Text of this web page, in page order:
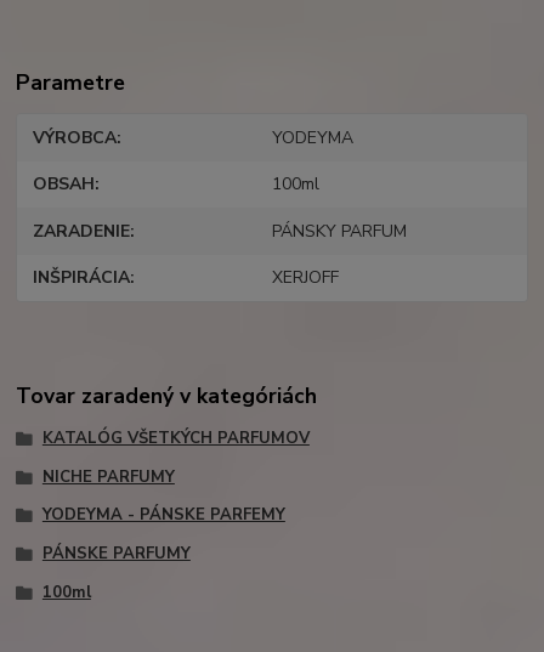
Parametre
VÝROBCA YODEYMA
OBSAH 100ml
ZARADENIE PÁNSKY PARFUM
INŠPIRÁCIA XERJOFF
Tovar zaradený v kategóriách
KATALÓG VŠETKÝCH PARFUMOV
NICHE PARFUMY
YODEYMA - PÁNSKE PARFEMY
PÁNSKE PARFUMY
100ml